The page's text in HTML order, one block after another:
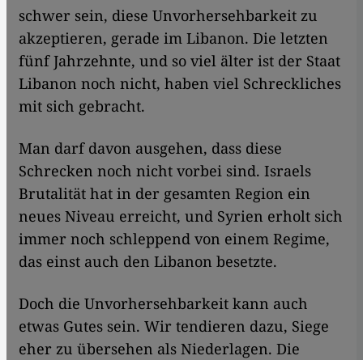
schwer sein, diese Unvorhersehbarkeit zu
akzeptieren, gerade im Libanon. Die letzten
fünf Jahrzehnte, und so viel älter ist der Staat
Libanon noch nicht, haben viel Schreckliches
mit sich gebracht.
Man darf davon ausgehen, dass diese
Schrecken noch nicht vorbei sind. Israels
Brutalität hat in der gesamten Region ein
neues Niveau erreicht, und Syrien erholt sich
immer noch schleppend von einem Regime,
das einst auch den Libanon besetzte.
Doch die Unvorhersehbarkeit kann auch
etwas Gutes sein. Wir tendieren dazu, Siege
eher zu übersehen als Niederlagen. Die